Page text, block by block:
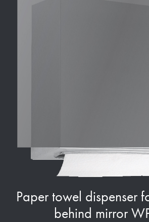
Paper towel dispenser
behind mirror